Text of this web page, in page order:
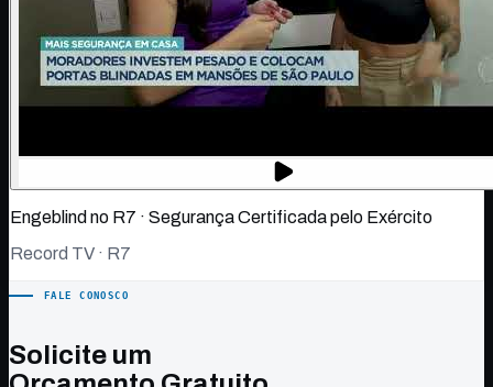
Engeblind no R7 · Segurança Certificada pelo Exército
Record TV · R7
FALE CONOSCO
Solicite um